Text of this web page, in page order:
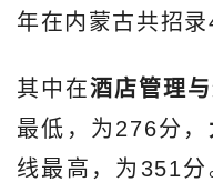
年在内蒙古共招录
其中在酒店管理
最低，为276分，
线最高，为351